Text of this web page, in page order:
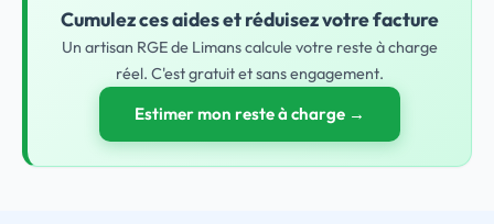
Cumulez ces aides et réduisez votre facture
Un artisan RGE de Limans calcule votre reste à charge
réel. C'est gratuit et sans engagement.
Estimer mon reste à charge →